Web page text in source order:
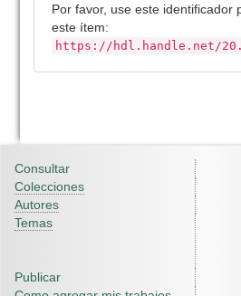
Por favor, use este identificador
este ítem:
https://hdl.handle.net/
Consultar
Colecciones
Autores
Temas
Publicar